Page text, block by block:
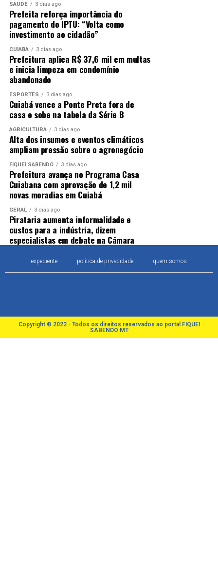
SAÚDE 3 dias ago
Prefeita reforça importância do
pagamento do IPTU: “Volta como
investimento ao cidadão”
CUIABÁ 3 dias ago
Prefeitura aplica R$ 37,6 mil em multas
e inicia limpeza em condomínio
abandonado
ESPORTES 3 dias ago
Cuiabá vence a Ponte Preta fora de
casa e sobe na tabela da Série B
AGRICULTURA 3 dias ago
Alta dos insumos e eventos climáticos
ampliam pressão sobre o agronegócio
FIQUEI SABENDO 3 dias ago
Prefeitura avança no Programa Casa
Cuiabana com aprovação de 1,2 mil
novas moradias em Cuiabá
GERAL 3 dias ago
Pirataria aumenta informalidade e
custos para a indústria, dizem
especialistas em debate na Câmara
expediente política de privacidade quem somos
Copyright © 2022 - Todos os direitos reservados ao portal FIQUEI
SABENDO MT